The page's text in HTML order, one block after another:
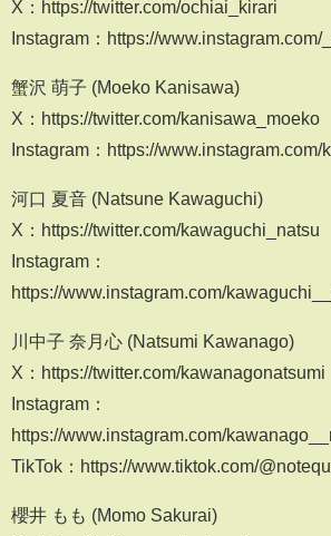
X：https://twitter.com/ochiai_kirari
Instagram：https://
蟹沢 萌子 (Moeko Kanisawa)
X：https://twitter.com/kanisawa_moeko
Instagram：https://
河口 夏音 (Natsune Kawaguchi)
X：https://twitter.com/kawaguchi_natsu
Instagram：
https://www.instagram.com/
川中子 奈月心 (Natsumi Kawanago)
X：https://twitter.com/kawanagonatsumi
Instagram：
https://www.instagram.com/
TikTok：https://www.tiktok.com/
櫻井 もも (Momo Sakurai)